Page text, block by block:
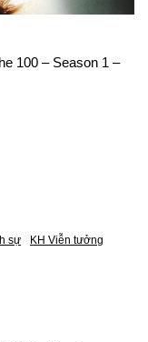
100 – Season 1 –
sự KH Viễn tưởng